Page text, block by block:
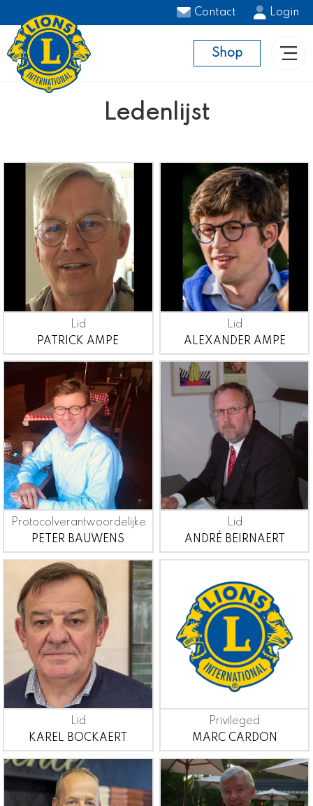
Contact Login
Shop
Ledenlijst
Lid
PATRICK AMPE
Lid
ALEXANDER AMPE
Protocolverantwoordelijke
PETER BAUWENS
Lid
ANDRÉ BEIRNAERT
Lid
KAREL BOCKAERT
Privileged
MARC CARDON